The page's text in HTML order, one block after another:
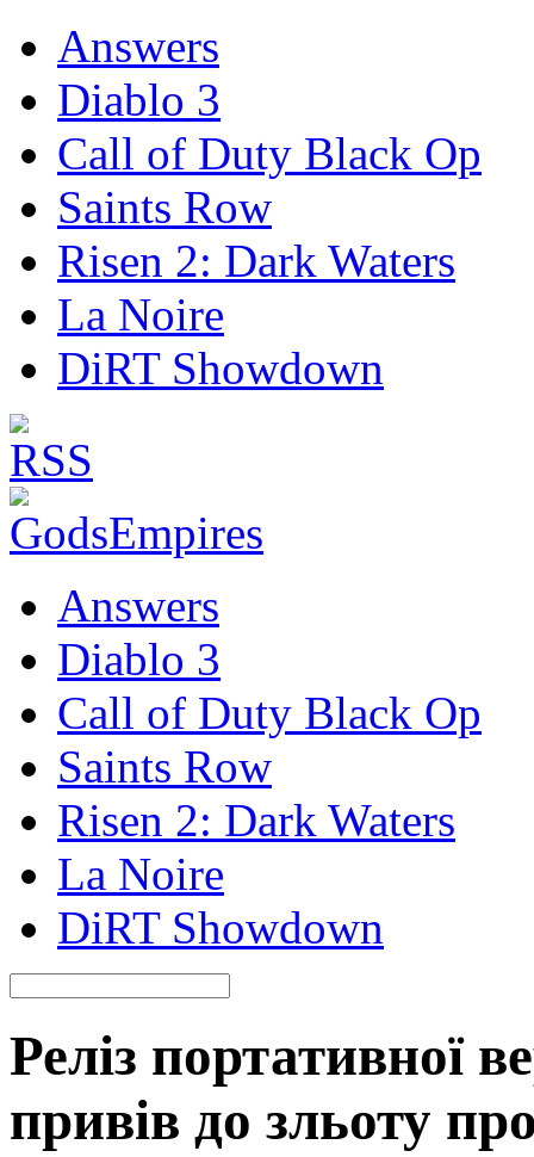
Answers
Diablo 3
Call of Duty Black Op
Saints Row
Risen 2: Dark Waters
La Noire
DiRT Showdown
Answers
Diablo 3
Call of Duty Black Op
Saints Row
Risen 2: Dark Waters
La Noire
DiRT Showdown
Реліз портативної
привів до зльоту